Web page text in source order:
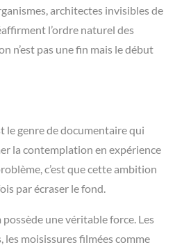
architectes invisibles de
l’ordre naturel des
n’est pas une fin mais le début
le genre de documentaire qui
la contemplation en expérience
c’est que cette ambition
par écraser le fond.
une véritable force. Les
moisissures filmées comme